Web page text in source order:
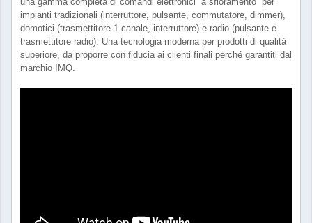
impianti tradizionali (interruttore, pulsante, commutatore, dimmer),
domotici (trasmettitore 1 canale, interruttore) e radio (pulsante e
trasmettitore radio). Una tecnologia moderna per prodotti di qualità
superiore, da proporre con fiducia ai clienti finali perché garantiti dal
marchio IMQ.